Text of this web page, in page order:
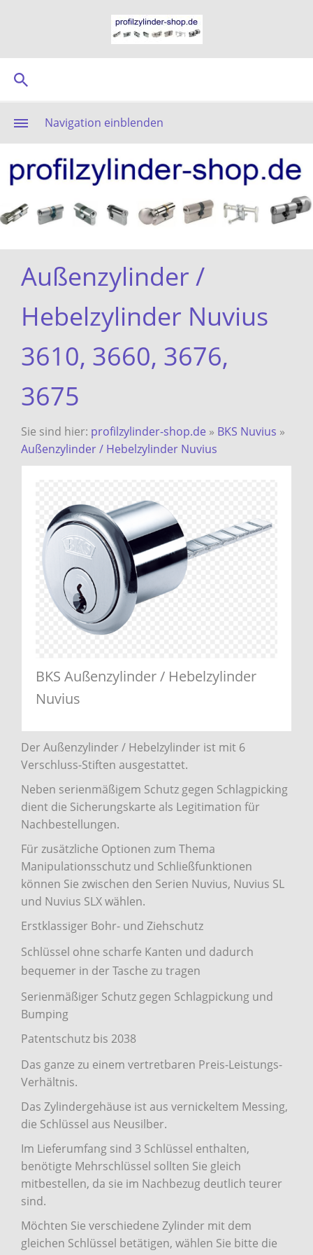
Navigation einblenden
Außenzylinder /
Hebelzylinder Nuvius
3610, 3660, 3676,
3675
Sie sind hier: profilzylinder-shop.de » BKS Nuvius »
Außenzylinder / Hebelzylinder Nuvius
BKS Außenzylinder / Hebelzylinder
Nuvius
Der Außenzylinder / Hebelzylinder ist mit 6
Verschluss-Stiften ausgestattet.
Neben serienmäßigem Schutz gegen Schlagpicking
dient die Sicherungskarte als Legitimation für
Nachbestellungen.
Für zusätzliche Optionen zum Thema
Manipulationsschutz und Schließfunktionen
können Sie zwischen den Serien Nuvius, Nuvius SL
und Nuvius SLX wählen.
Erstklassiger Bohr- und Ziehschutz
Schlüssel ohne scharfe Kanten und dadurch
bequemer in der Tasche zu tragen
Serienmäßiger Schutz gegen Schlagpickung und
Bumping
Patentschutz bis 2038
Das ganze zu einem vertretbaren Preis-Leistungs-
Verhältnis.
Das Zylindergehäuse ist aus vernickeltem Messing,
die Schlüssel aus Neusilber.
Im Lieferumfang sind 3 Schlüssel enthalten,
benötigte Mehrschlüssel sollten Sie gleich
mitbestellen, da sie im Nachbezug deutlich teurer
sind.
Möchten Sie verschiedene Zylinder mit dem
gleichen Schlüssel betätigen, wählen Sie bitte die